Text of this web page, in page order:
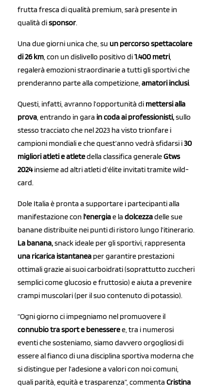
frutta fresca di qualità premium, sarà presente in
qualità disponsor.
Una due giorni unica che, su un percorso spettacolare
di 26 km, con un dislivello positivo di1.400 metri,
regalerà emozioni straordinarie a tutti gli sportivi che
prenderanno parte alla competizione, amatori inclusi.
Questi, infatti, avranno l’opportunità di mettersi alla
prova, entrando in gara in coda ai professionisti,sullo
stesso tracciato che nel 2023 ha visto trionfare i
campioni mondiali e che quest’anno vedrà sfidarsi i30
migliori atleti e atletedella classifica generaleGtws
2024insieme ad altri atleti d’élite invitati tramite wild-
card.
Dole Italia è pronta a supportare i partecipanti alla
manifestazione con l'energiae la dolcezzadelle sue
banane distribuite nei punti di ristoro lungo l’itinerario.
La banana,snack ideale per gli sportivi, rappresenta
una ricarica istantanea per garantire prestazioni
ottimali grazie ai suoi carboidrati (soprattutto zuccheri
semplici come glucosio e fruttosio) e aiuta a prevenire
crampi muscolari (per il suo contenuto di potassio).
“Ogni giorno ci impegniamo nel promuovere il
connubio tra sport e benesseree, tra i numerosi
eventi che sosteniamo, siamo davvero orgogliosi di
essere al fianco di una disciplina sportiva moderna che
si distingue per l’adesione a valori con noi comuni,
quali parità, equità e trasparenza”, commenta Cristina